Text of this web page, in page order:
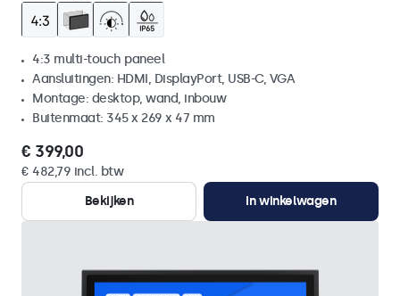
4:3 multi-touch paneel
Aansluitingen: HDMI, DisplayPort, USB-C, VGA
Montage: desktop, wand, inbouw
Buitenmaat: 345 x 269 x 47 mm
€ 399,00
€ 482,79 incl. btw
Bekijken
In winkelwagen